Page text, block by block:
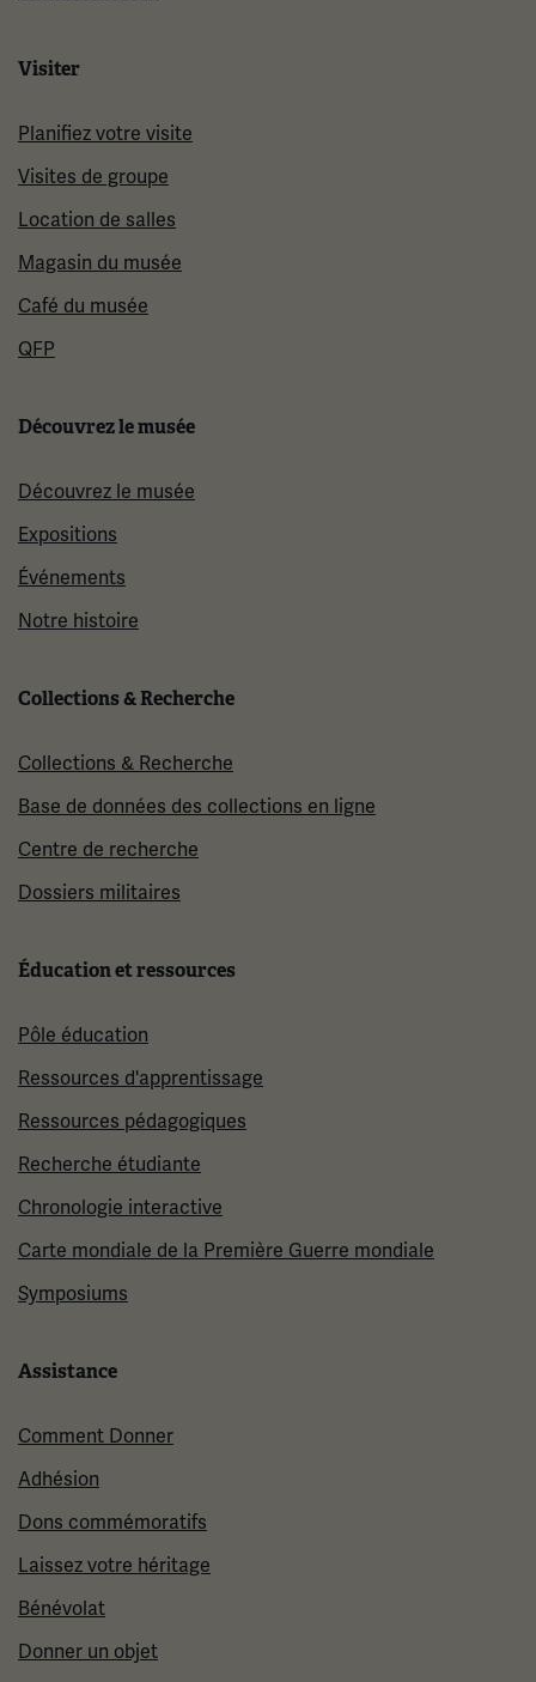
Visiter
Planifiez votre visite
Visites de groupe
Location de salles
Magasin du musée
Café du musée
QFP
Découvrez le musée
Découvrez le musée
Expositions
Événements
Notre histoire
Collections & Recherche
Collections & Recherche
Base de données des collections en ligne
Centre de recherche
Dossiers militaires
Éducation et ressources
Pôle éducation
Ressources d'apprentissage
Ressources pédagogiques
Recherche étudiante
Chronologie interactive
Carte mondiale de la Première Guerre mondiale
Symposiums
Assistance
Comment Donner
Adhésion
Dons commémoratifs
Laissez votre héritage
Bénévolat
Donner un objet